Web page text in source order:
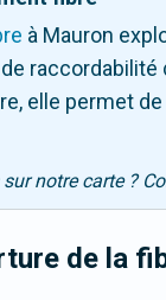
à Mauron
raccordabilité
elle permet
notre carte ?
de la